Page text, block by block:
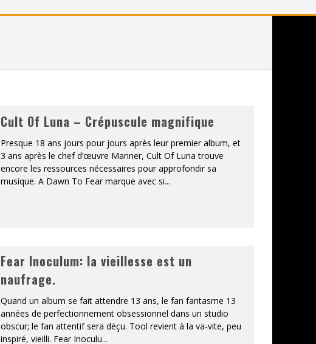
Cult Of Luna – Crépuscule magnifique
Presque 18 ans jours pour jours après leur premier album, et
3 ans après le chef d’œuvre Mariner, Cult Of Luna trouve
encore les ressources nécessaires pour approfondir sa
musique. A Dawn To Fear marque avec si...
Fear Inoculum: la vieillesse est un
naufrage.
Quand un album se fait attendre 13 ans, le fan fantasme 13
années de perfectionnement obsessionnel dans un studio
obscur; le fan attentif sera déçu. Tool revient à la va-vite, peu
inspiré, vieilli. Fear Inoculu...